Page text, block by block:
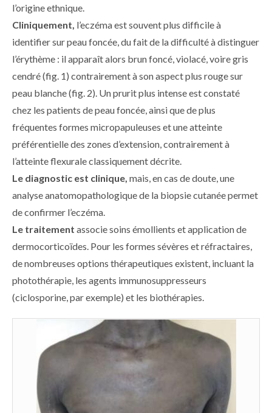
l’origine ethnique.
Cliniquement, l’eczéma est souvent plus difficile à
identifier sur peau foncée, du fait de la difficulté à distinguer
l’érythème : il apparaît alors brun foncé, violacé, voire gris
cendré (fig. 1) contrairement à son aspect plus rouge sur
peau blanche (fig. 2). Un prurit plus intense est constaté
chez les patients de peau foncée, ainsi que de plus
fréquentes formes micropapuleuses et une atteinte
préférentielle des zones d’extension, contrairement à
l’atteinte flexurale classiquement décrite.
Le diagnostic est clinique, mais, en cas de doute, une
analyse anatomopathologique de la biopsie cutanée permet
de confirmer l’eczéma.
Le traitement associe soins émollients et application de
dermocorticoïdes. Pour les formes sévères et réfractaires,
de nombreuses options thérapeutiques existent, incluant la
photothérapie, les agents immunosuppresseurs
(ciclosporine, par exemple) et les biothérapies.